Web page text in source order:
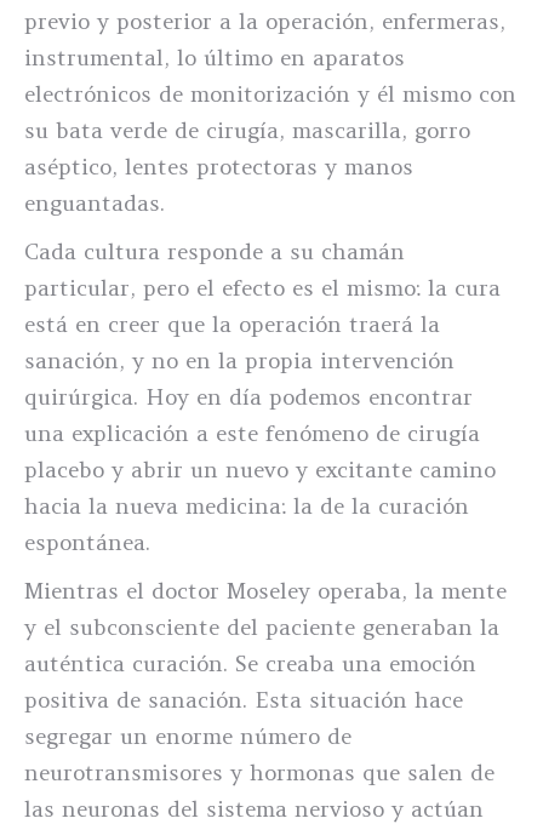
previo y posterior a la operación, enfermeras,
instrumental, lo último en aparatos
electrónicos de monitorización y él mismo con
su bata verde de cirugía, mascarilla, gorro
aséptico, lentes protectoras y manos
enguantadas.
Cada cultura responde a su chamán
particular, pero el efecto es el mismo: la cura
está en creer que la operación traerá la
sanación, y no en la propia intervención
quirúrgica. Hoy en día podemos encontrar
una explicación a este fenómeno de cirugía
placebo y abrir un nuevo y excitante camino
hacia la nueva medicina: la de la curación
espontánea.
Mientras el doctor Moseley operaba, la mente
y el subconsciente del paciente generaban la
auténtica curación. Se creaba una emoción
positiva de sanación. Esta situación hace
segregar un enorme número de
neurotransmisores y hormonas que salen de
las neuronas del sistema nervioso y actúan